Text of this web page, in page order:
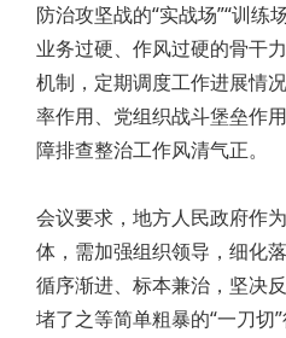
防治攻坚战的“实战场”“训练
业务过硬、作风过硬的骨干
机制，定期调度工作进展情
率作用、党组织战斗堡垒作
障排查整治工作风清气正。
会议要求，地方人民政府作
体，需加强组织领导，细化
循序渐进、标本兼治，坚决
堵了之等简单粗暴的“一刀切